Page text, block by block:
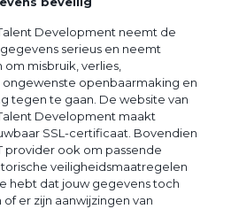
Development neemt de
serieus en neemt
misbruik, verlies,
openbaarmaking en
tegen te gaan. De website van
Development maakt
SSL-certificaat. Bovendien
provider ook om passende
veiligheidsmaatregelen
hebt dat jouw gegevens toch
er zijn aanwijzingen van